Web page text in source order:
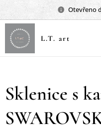
Otevřeno
L.T. art
Sklenice s